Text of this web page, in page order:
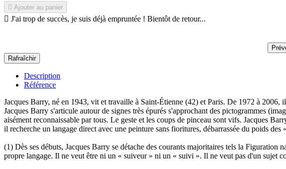
 Ajouter au panier
 J'ai trop de succès, je suis déjà empruntée ! Bientôt de retour...
Description
Référence
Jacques Barry, né en 1943, vit et travaille à Saint-Étienne (42) et Paris. De 1972 à
Jacques Barry s'articule autour de signes très épurés s'approchant des pictogrammes
aisément reconnaissable par tous. Le geste et les coups de pinceau sont vifs. Jacques
il recherche un langage direct avec une peinture sans fioritures, débarrassée du poids des
(1) Dès ses débuts, Jacques Barry se détache des courants majoritaires tels la
propre langage. Il ne veut être ni un « suiveur » ni un « suivi ». Il ne veut pas d'un sujet